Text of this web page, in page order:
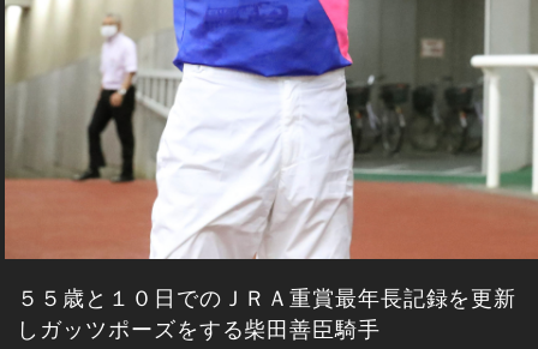
５５歳と１０日でのＪＲＡ重賞最年長記録を更新
しガッツポーズをする柴田善臣騎手